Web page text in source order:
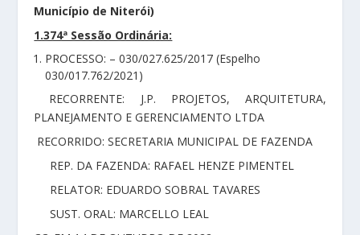
Município de Niterói)
1.374ª Sessão Ordinária:
PROCESSO: – 030/027.625/2017 (Espelho
030/017.762/2021)
RECORRENTE: J.P. PROJETOS, ARQUITETURA,
PLANEJAMENTO E GERENCIAMENTO LTDA
RECORRIDO: SECRETARIA MUNICIPAL DE FAZENDA
REP. DA FAZENDA: RAFAEL HENZE PIMENTEL
RELATOR: EDUARDO SOBRAL TAVARES
SUST. ORAL: MARCELLO LEAL